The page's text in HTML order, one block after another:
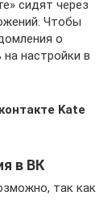
сидят через
Чтобы
о
настройки в
Kate
в ВК
так как